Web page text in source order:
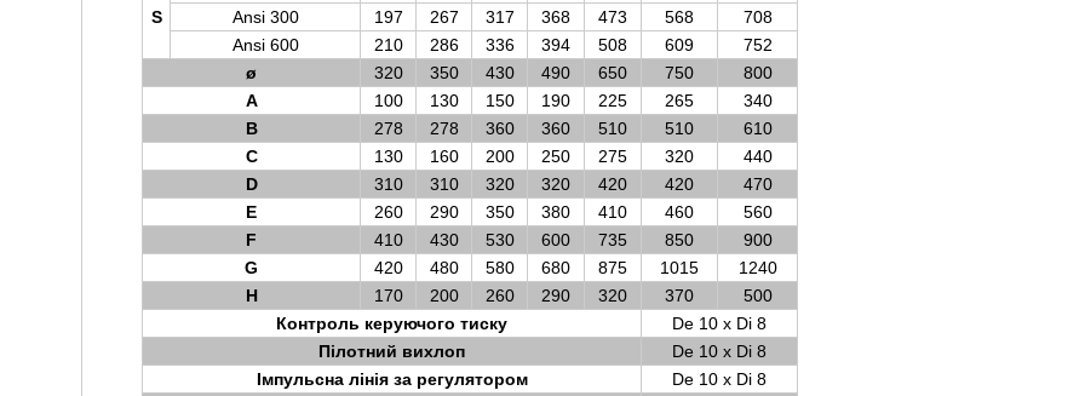
S
Ansi 300
197 267 317 368 473 568
708
Ansi 600
210 286 336 394 508 609
752
ø
320 350 430 490 650 750
800
A
100 130 150 190 225 265
340
B
278 278 360 360 510 510
610
C
130 160 200 250 275 320
440
D
310 310 320 320 420 420
470
E
260 290 350 380 410 460
560
F
410 430 530 600 735 850
900
G
420 480 580 680 875 1015
1240
H
170 200 260 290 320 370
500
Контроль керуючого тиску
De 10 x Di 8
Пілотний вихлоп
De 10 x Di 8
Імпульсна лінія за регулятором
De 10 x Di 8